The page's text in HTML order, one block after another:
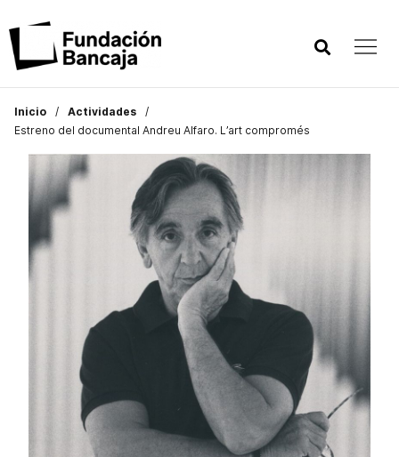
Inicio
Actividades
Estreno del documental Andreu Alfaro. L’art compromés